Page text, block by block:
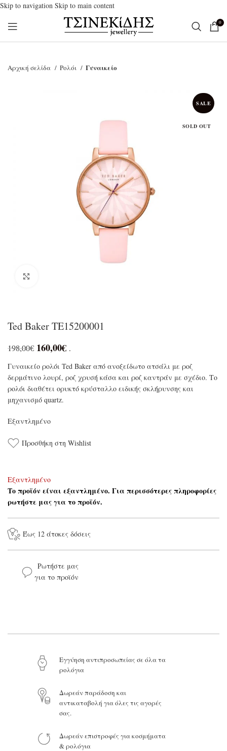
Skip to navigation Skip to main content
0
Αρχική σελίδα Ρολόι Γυναικείο
SALE
SOLD OUT
Ted Baker TE15200001
198,00€ 160,00€ .
Γυναικείο ρολόι Ted Baker από ανοξείδωτο ατσάλι με ροζ
δερμάτινο λουρί, ροζ χρυσή κάσα και ροζ καντράν με σχέδιο. Το
ρολόι διαθέτει ορυκτό κρύσταλλο ειδικής σκλήρυνσης και
μηχανισμό quartz.
Εξαντλημένο
Προσθήκη στη Wishlist
Εξαντλημένο
Το προϊόν είναι εξαντλημένο. Για περισσότερες πληροφορίες
ρωτήστε μας για το προϊόν.
Έως 12 άτοκες δόσεις
Ρωτήστε μας
για το προϊόν
Eγγύηση αντιπροσωπείας σε όλα τα
ρολόγια
Δωρεάν παράδοση και
αντικαταβολή για όλες τις αγορές
σας.
Δωρεάν επιστροφές για κοσμήματα
& ρολόγια